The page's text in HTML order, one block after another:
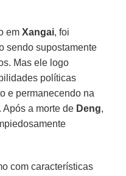
emXangai, foi
sendo supostamente
Mas ele logo
políticas
e permanecendo na
Após a morte de Deng,
com características